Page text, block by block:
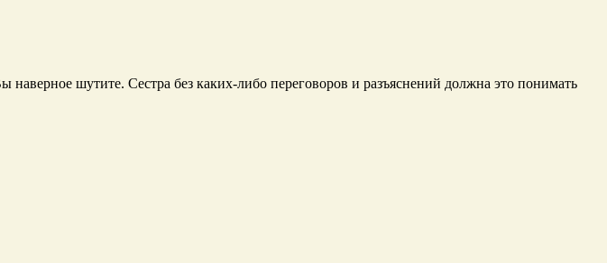
шутите. Сестра без каких-либо переговоров и разъяснений должна это понимать